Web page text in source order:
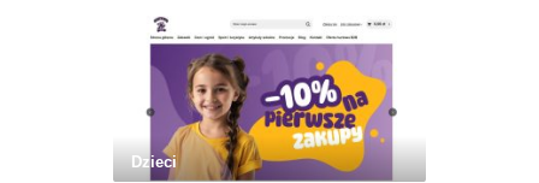
Dzieci